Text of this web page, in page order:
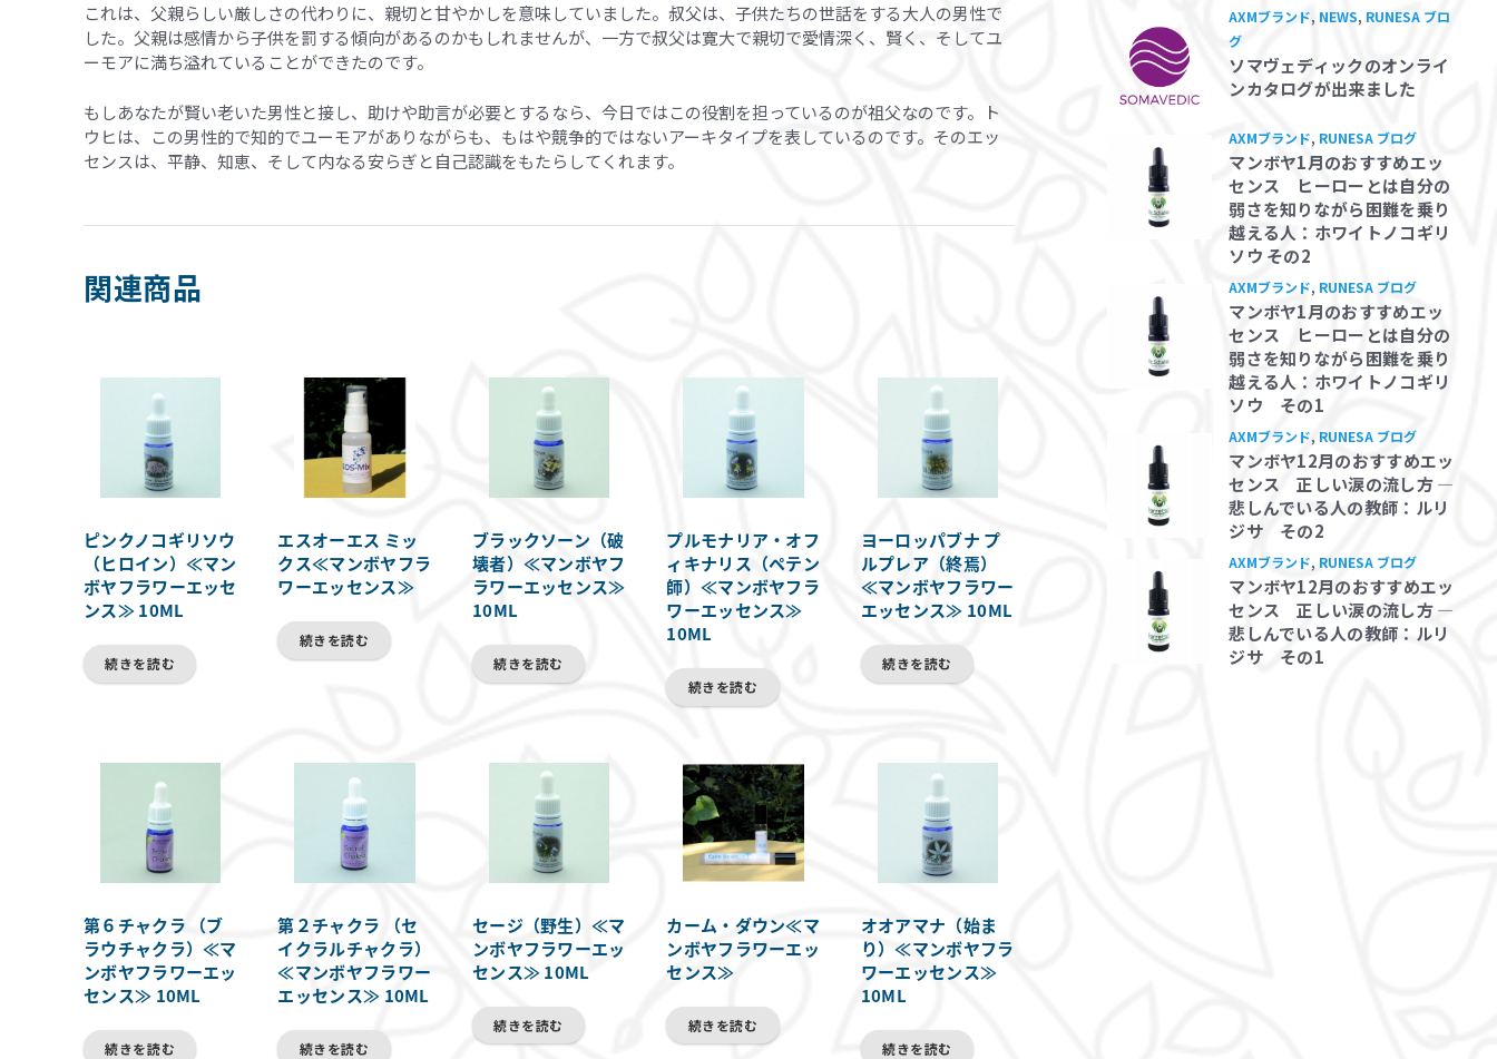
これは、父親らしい厳しさの代わりに、親切と甘やかしを意味していました。叔父は、子供たちの世話をする大人の男性で
した。父親は感情から子供を罰する傾向があるのかもしれませんが、一方で叔父は寛大で親切で愛情深く、賢く、そしてユ
ーモアに満ち溢れていることができたのです。
もしあなたが賢い老いた男性と接し、助けや助言が必要とするなら、今日ではこの役割を担っているのが祖父なのです。ト
ウヒは、この男性的で知的でユーモアがありながらも、もはや競争的ではないアーキタイプを表しているのです。そのエッ
センスは、平静、知恵、そして内なる安らぎと自己認識をもたらしてくれます。
関連商品
ピンクノコギリソウ
（ヒロイン）≪マン
ボヤフラワーエッセ
ンス≫ 10ML
続きを読む
エスオーエス ミッ
クス≪マンボヤフラ
ワーエッセンス≫
続きを読む
ブラックソーン（破
壊者）≪マンボヤフ
ラワーエッセンス≫
10ML
続きを読む
プルモナリア・オフ
ィキナリス（ペテン
師）≪マンボヤフラ
ワーエッセンス≫
10ML
続きを読む
ヨーロッパブナ プ
ルプレア（終焉）
≪マンボヤフラワー
エッセンス≫ 10ML
続きを読む
第６チャクラ （ブ
ラウチャクラ）≪マ
ンボヤフラワーエッ
センス≫ 10ML
続きを読む
第２チャクラ （セ
イクラルチャクラ）
≪マンボヤフラワー
エッセンス≫ 10ML
続きを読む
セージ（野生）≪マ
ンボヤフラワーエッ
センス≫ 10ML
続きを読む
カーム・ダウン≪マ
ンボヤフラワーエッ
センス≫
続きを読む
オオアマナ（始ま
り）≪マンボヤフラ
ワーエッセンス≫
10ML
続きを読む
AXMブランド, NEWS, RUNESA ブロ
グ
ソマヴェディックのオンライ
ンカタログが出来ました
AXMブランド, RUNESA ブログ
マンボヤ1月のおすすめエッ
センス ヒーローとは自分の
弱さを知りながら困難を乗り
越える人：ホワイトノコギリ
ソウ その2
AXMブランド, RUNESA ブログ
マンボヤ1月のおすすめエッ
センス ヒーローとは自分の
弱さを知りながら困難を乗り
越える人：ホワイトノコギリ
ソウ その1
AXMブランド, RUNESA ブログ
マンボヤ12月のおすすめエッ
センス 正しい涙の流し方 ―
悲しんでいる人の教師：ルリ
ジサ その2
AXMブランド, RUNESA ブログ
マンボヤ12月のおすすめエッ
センス 正しい涙の流し方 ―
悲しんでいる人の教師：ルリ
ジサ その1